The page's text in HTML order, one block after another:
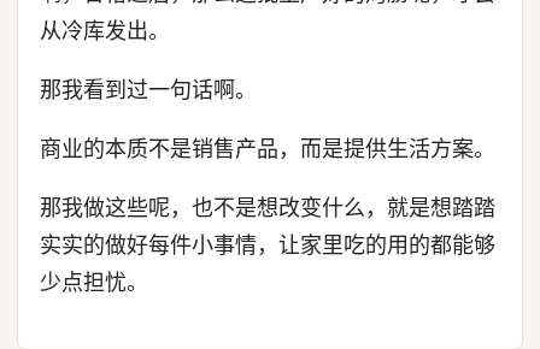
从冷库发出。
那我看到过一句话啊。
商业的本质不是销售产品，而是提供生活方案。
那我做这些呢，也不是想改变什么，就是想踏踏
实实的做好每件小事情，让家里吃的用的都能够
少点担忧。